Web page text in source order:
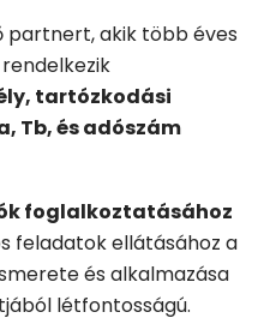
partnert, akik több éves
tartózkodási
Tb, és adószám
foglalkoztatásához
feladatok ellátásához a
és alkalmazása
létfontosságú.